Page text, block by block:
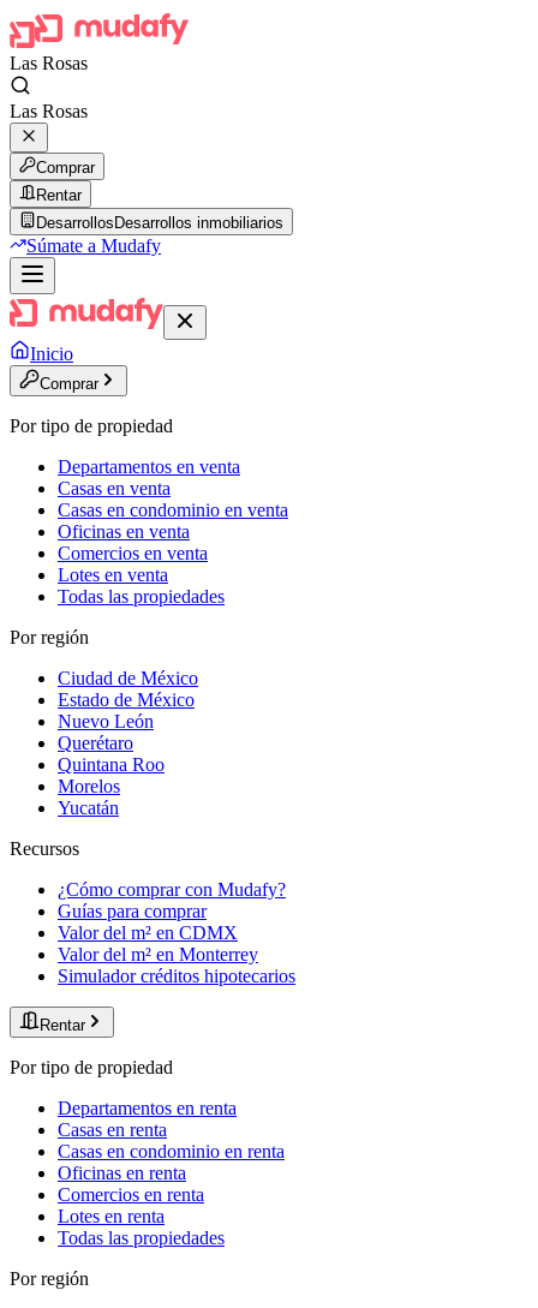
Las Rosas
Las Rosas
Comprar
Rentar
Desarrollos Desarrollos inmobiliarios
Súmate a Mudafy
Inicio
Comprar
Por tipo de propiedad
Departamentos en venta
Casas en venta
Casas en condominio en venta
Oficinas en venta
Comercios en venta
Lotes en venta
Todas las propiedades
Por región
Ciudad de México
Estado de México
Nuevo León
Querétaro
Quintana Roo
Morelos
Yucatán
Recursos
¿Cómo comprar con Mudafy?
Guías para comprar
Valor del m² en CDMX
Valor del m² en Monterrey
Simulador créditos hipotecarios
Rentar
Por tipo de propiedad
Departamentos en renta
Casas en renta
Casas en condominio en renta
Oficinas en renta
Comercios en renta
Lotes en renta
Todas las propiedades
Por región